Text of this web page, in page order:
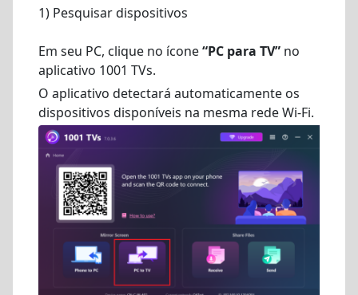
1) Pesquisar dispositivos
Em seu PC, clique no ícone“PC para TV” no
aplicativo 1001 TVs.
O aplicativo detectará automaticamente os
dispositivos disponíveis na mesma rede Wi-Fi.